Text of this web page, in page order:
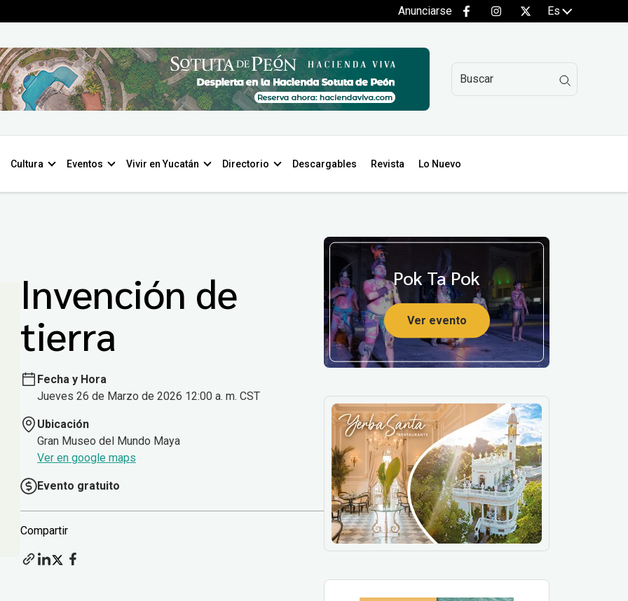
Anunciarse Es
Cultura Eventos Vivir en Yucatán Directorio Descargables Revista Lo Nuevo
Invención de
tierra
Fecha y Hora
Jueves 26 de Marzo de 2026 12:00 a. m. CST
Ubicación
Gran Museo del Mundo Maya
Ver en google maps
Evento gratuito
Compartir
Pok Ta Pok
Ver evento